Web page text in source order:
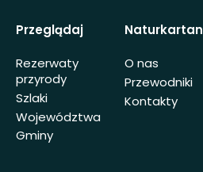
Przeglądaj
Rezerwaty
przyrody
Szlaki
Województwa
Gminy
Naturkartan
O nas
Przewodniki
Kontakty